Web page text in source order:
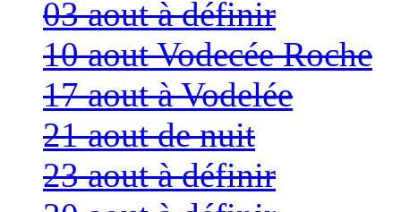
03 aout à définir
10 aout Vodecée Roche
17 aout à Vodelée
21 aout de nuit
23 aout à définir